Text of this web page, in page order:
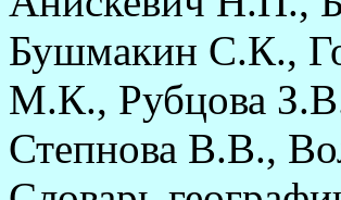
Бушмакин С.К.,
М.К., Рубцова
Степнова В.В.,